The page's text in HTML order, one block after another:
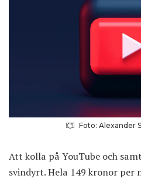
Foto: Alexander
Att kolla på YouTube och
svindyrt. Hela 149 kronor per